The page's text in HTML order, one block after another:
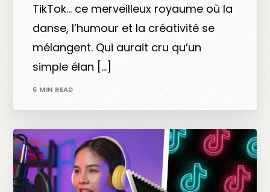
TikTok… ce merveilleux royaume où la
danse, l’humour et la créativité se
mélangent. Qui aurait cru qu’un
simple élan […]
6 MIN READ